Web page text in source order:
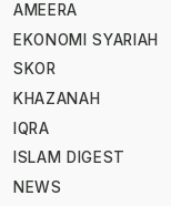
AMEERA
EKONOMI SYARIAH
SKOR
KHAZANAH
IQRA
ISLAM DIGEST
NEWS